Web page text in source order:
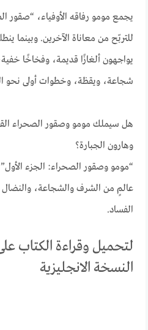
يجمع مومو رفاقه الأوفياء، “صقور
للتربّح من معاناة الآخرين. وبينما
يواجهون ألغازًا قديمة، وفخاخًا
شجاعة، ويقظة، وخطوات أولى نحو
هل سيملك مومو وصقور الصحراء
وهارون الجبارة؟
“مومو وصقور الصحراء: الجزء
عالمٍ من الشرف والشجاعة،
الفساد.
لتحميل وقراءة الكتاب
النسخة الانجليزية